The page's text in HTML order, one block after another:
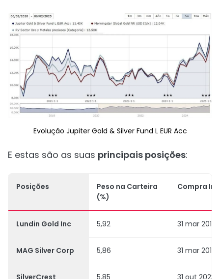
Evolução Jupiter Gold & Silver Fund L EUR Acc
E estas são as suas principais posições:
Posições
Peso na Carteira
(%)
Compra
Lundin Gold Inc 5,92 31 mar 2018
MAG Silver Corp 5,86 31 mar 2016
SilverCrest 5,85 31 out 2023